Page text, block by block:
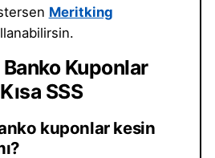
Meritking
Kuponlar
SSS
kuponlar kesin